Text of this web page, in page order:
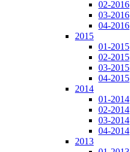
02-2016
03-2016
04-2016
2015
01-2015
02-2015
03-2015
04-2015
2014
01-2014
02-2014
03-2014
04-2014
2013